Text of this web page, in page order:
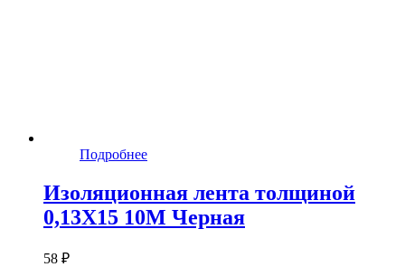
Подробнее
Изоляционная лента толщиной
0,13X15 10M Черная
58 ₽